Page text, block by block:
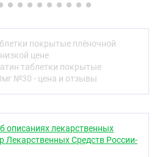
конкурентный
З-гидрокси-З-
мевалонат —
включая холестерин.
средство.
и смешанной
;снижает
крови общего ;холестерина
низ кой
покрытые плёночной
цене
таблетки покрытые
№30 - цена и отзывы
описаниях лекарственных
Лекарственных Средств России-